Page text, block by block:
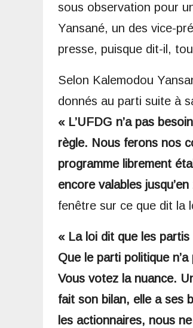
sous observation pour
Yansané, un des vice-
presse, puisque dit-il,
Selon Kalemodou
donnés au parti suite à
« L’UFDG n’a pas
règle. Nous ferons nos
programme librement
encore valables
fenêtre sur ce que dit la
« La loi dit que les
Que le parti politique
Vous votez la nuance.
fait son bilan, elle a ses
les actionnaires, nous